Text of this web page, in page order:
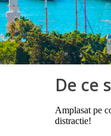
De ce
Amplasat pe
distractie!